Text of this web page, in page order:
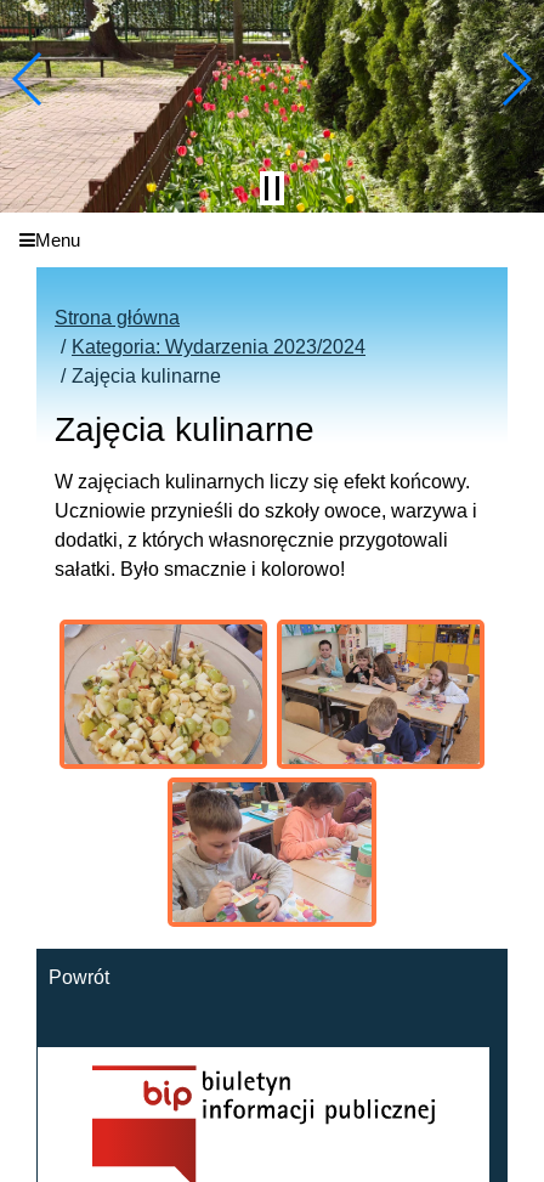
Menu
Strona główna
Kategoria: Wydarzenia 2023/2024
Zajęcia kulinarne
Zajęcia kulinarne
W zajęciach kulinarnych liczy się efekt końcowy.
Uczniowie przynieśli do szkoły owoce, warzywa i
dodatki, z których własnoręcznie przygotowali
sałatki. Było smacznie i kolorowo!
Powrót